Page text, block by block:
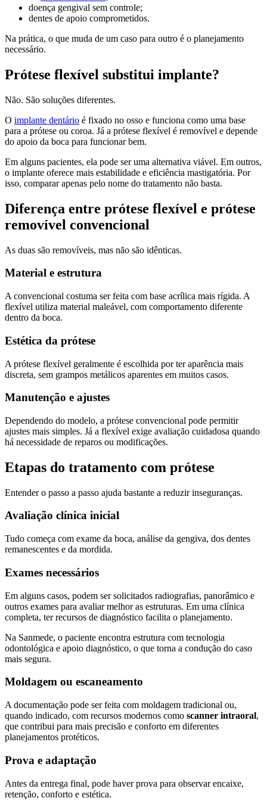
doença gengival sem controle;
dentes de apoio comprometidos.
Na prática, o que muda de um caso para outro é o planejamento
necessário.
Prótese flexível substitui implante?
Não. São soluções diferentes.
O implante dentário é fixado no osso e funciona como uma base
para a prótese ou coroa. Já a prótese flexível é removível e depende
do apoio da boca para funcionar bem.
Em alguns pacientes, ela pode ser uma alternativa viável. Em outros,
o implante oferece mais estabilidade e eficiência mastigatória. Por
isso, comparar apenas pelo nome do tratamento não basta.
Diferença entre prótese flexível e prótese
removível convencional
As duas são removíveis, mas não são idênticas.
Material e estrutura
A convencional costuma ser feita com base acrílica mais rígida. A
flexível utiliza material maleável, com comportamento diferente
dentro da boca.
Estética da prótese
A prótese flexível geralmente é escolhida por ter aparência mais
discreta, sem grampos metálicos aparentes em muitos casos.
Manutenção e ajustes
Dependendo do modelo, a prótese convencional pode permitir
ajustes mais simples. Já a flexível exige avaliação cuidadosa quando
há necessidade de reparos ou modificações.
Etapas do tratamento com prótese
Entender o passo a passo ajuda bastante a reduzir inseguranças.
Avaliação clínica inicial
Tudo começa com exame da boca, análise da gengiva, dos dentes
remanescentes e da mordida.
Exames necessários
Em alguns casos, podem ser solicitados radiografias, panorâmico e
outros exames para avaliar melhor as estruturas. Em uma clínica
completa, ter recursos de diagnóstico facilita o planejamento.
Na Sanmede, o paciente encontra estrutura com tecnologia
odontológica e apoio diagnóstico, o que torna a condução do caso
mais segura.
Moldagem ou escaneamento
A documentação pode ser feita com moldagem tradicional ou,
quando indicado, com recursos modernos como scanner intraoral,
que contribui para mais precisão e conforto em diferentes
planejamentos protéticos.
Prova e adaptação
Antes da entrega final, pode haver prova para observar encaixe,
retenção, conforto e estética.